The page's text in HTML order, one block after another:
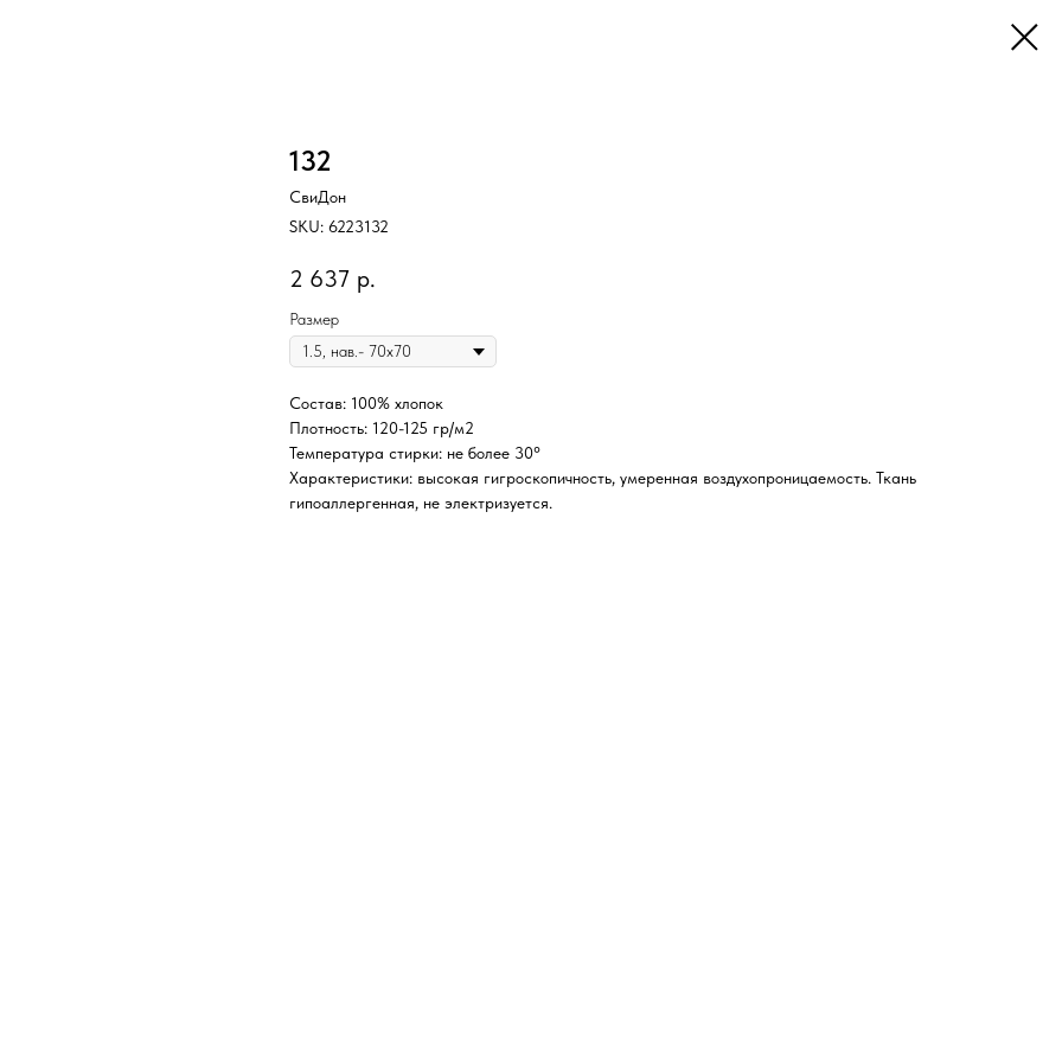
132
СвиДон
SKU: 6223132
2 637 р.
Размер
Состав: 100% хлопок
Плотность: 120-125 гр/м2
Температура стирки: не более 30°
Характеристики: высокая гигроскопичность, умеренная воздухопроницаемость. Ткань
гипоаллергенная, не электризуется.